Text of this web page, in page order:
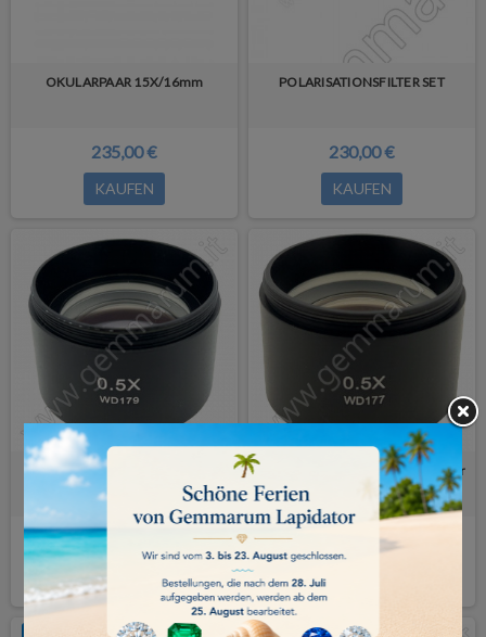
OKULARPAAR 15X/16mm
235,00 €
KAUFEN
POLARISATIONSFILTER SET
230,00 €
KAUFEN
OBJEKTIV VORSATZLINSE 1.5x
140,00 €
KAUFEN
OBJEKTIV VORSATZLINSE 0.5x für
Mikroskope der Serie SZX
140,00 €